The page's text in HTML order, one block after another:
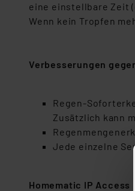
eine einstellbare Zeit
Wenn kein Tropfen
Verbesserungen
Regen-
Zusätzlich kann
Jede einzelne
Homematic IP Access